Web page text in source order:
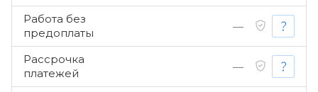
Работа без
предоплаты
—
Рассрочка
платежей
—